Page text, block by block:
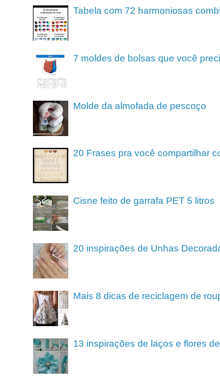
Tabela com 72 harmoniosas
7 moldes de bolsas que você
Molde da almofada de pescoço
20 Frases pra você compartilhar
Cisne feito de garrafa PET 5 litros
20 inspirações de Unhas
Mais 8 dicas de reciclagem de
13 inspirações de laços e flores